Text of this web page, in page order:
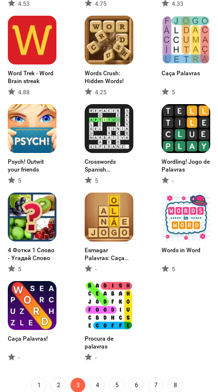
4.53 4.75 4.33
Word Trek - Word
Brain streak
4.88
Words Crush:
Hidden Words!
4.25
Caça Palavras
5
Psych! Outwit
your friends
5
Crosswords
Spanish
crucigramas
5
Wordling! Jogo de
Palavras
-
4 Фотки 1 Слово
- Угадай Слово
5
Esmagar
Palavras: Caça
Palavra
-
Words in Word
5
Caça Palavras!
-
Procura de
palavras
-
1 2 3 4 5 6 7 8